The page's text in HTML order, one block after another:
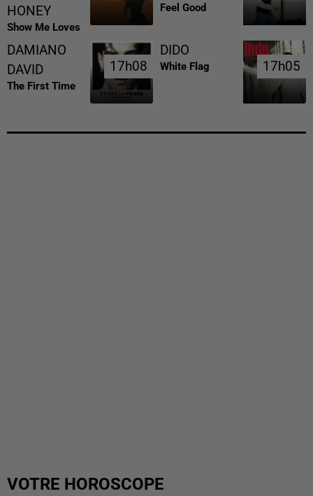
HONEY
Show Me Loves
Feel Good
DAMIANO
DAVID
The First Time
17h08
17h08
DIDO
White Flag 17h05
17h05
VOTRE HOROSCOPE